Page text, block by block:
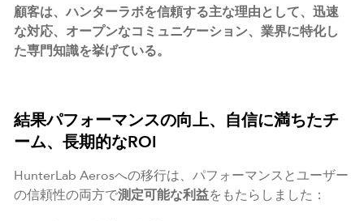
顧客は、ハンターラボを信頼する主な理由として、迅速
な対応、オープンなコミュニケーション、業界に特化し
た専門知識を挙げている。
結果パフォーマンスの向上、自信に満ちたチ
ーム、長期的なROI
HunterLab Aerosへの移行は、パフォーマンスとユーザー
の信頼性の両方で測定可能な利益をもたらしました：